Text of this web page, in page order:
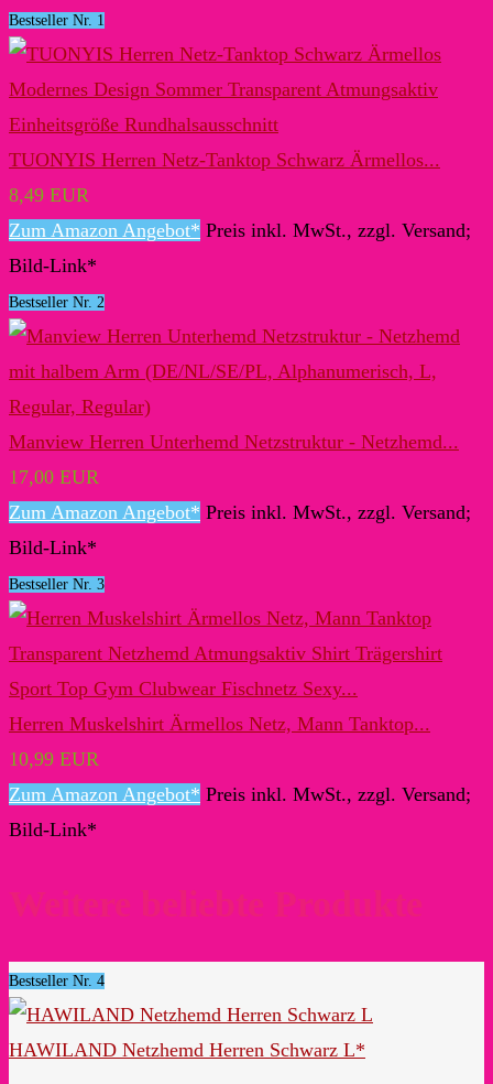
Bestseller Nr. 1
TUONYIS Herren Netz-Tanktop Schwarz Ärmellos...
8,49 EUR
Zum Amazon Angebot* Preis inkl. MwSt., zzgl. Versand;
Bild-Link*
Bestseller Nr. 2
Manview Herren Unterhemd Netzstruktur - Netzhemd...
17,00 EUR
Zum Amazon Angebot* Preis inkl. MwSt., zzgl. Versand;
Bild-Link*
Bestseller Nr. 3
Herren Muskelshirt Ärmellos Netz, Mann Tanktop...
10,99 EUR
Zum Amazon Angebot* Preis inkl. MwSt., zzgl. Versand;
Bild-Link*
Weitere beliebte Produkte
Bestseller Nr. 4
HAWILAND Netzhemd Herren Schwarz L*